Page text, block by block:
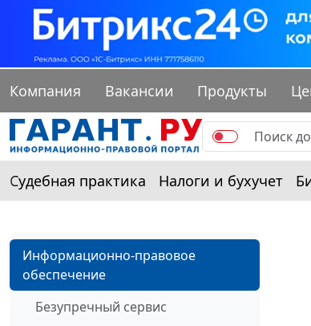
Компания Вакансии Продукты
Судебная практика Налоги и бухучет
Информационно-правовое
обеспечение
Безупречный сервис